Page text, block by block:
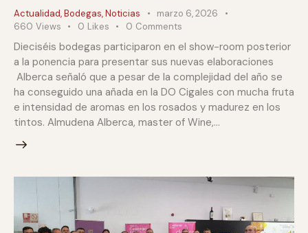
Actualidad,Bodegas,Noticias
marzo 6, 2026
660 Views 0 Likes 0 Comments
Dieciséis bodegas participaron en el show-room posterior
a la ponencia para presentar sus nuevas elaboraciones
Alberca señaló que a pesar de la complejidad del año se
ha conseguido una añada en la DO Cigales con mucha fruta
e intensidad de aromas en los rosados y madurez en los
tintos. Almudena Alberca, master of Wine,…